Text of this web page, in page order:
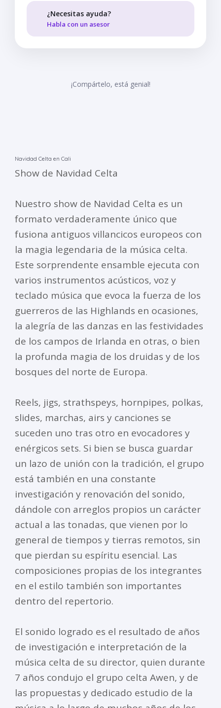
¿Necesitas ayuda?
Habla con un asesor
¡Compártelo, está genial!
Navidad Celta en Cali
Show de Navidad Celta
Nuestro show de Navidad Celta es un
formato verdaderamente único que
fusiona antiguos villancicos europeos con
la magia legendaria de la música celta.
Este sorprendente ensamble ejecuta con
varios instrumentos acústicos, voz y
teclado música que evoca la fuerza de los
guerreros de las Highlands en ocasiones,
la alegría de las danzas en las festividades
de los campos de Irlanda en otras, o bien
la profunda magia de los druidas y de los
bosques del norte de Europa.
Reels, jigs, strathspeys, hornpipes, polkas,
slides, marchas, airs y canciones se
suceden uno tras otro en evocadores y
enérgicos sets. Si bien se busca guardar
un lazo de unión con la tradición, el grupo
está también en una constante
investigación y renovación del sonido,
dándole con arreglos propios un carácter
actual a las tonadas, que vienen por lo
general de tiempos y tierras remotos, sin
que pierdan su espíritu esencial. Las
composiciones propias de los integrantes
en el estilo también son importantes
dentro del repertorio.
El sonido logrado es el resultado de años
de investigación e interpretación de la
música celta de su director, quien durante
7 años condujo el grupo celta Awen, y de
las propuestas y dedicado estudio de la